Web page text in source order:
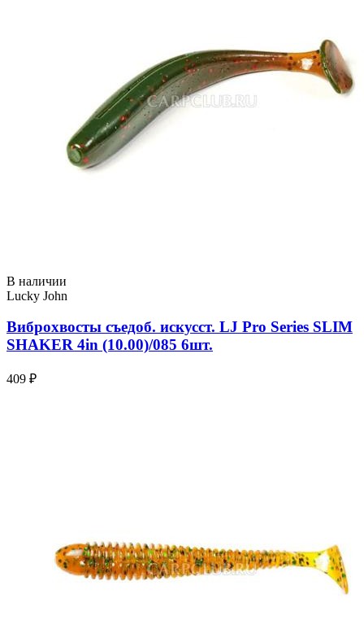
В наличии
Lucky John
Виброхвосты съедоб. искусст. LJ Pro Series SLIM
SHAKER 4in (10.00)/085 6шт.
409 ₽